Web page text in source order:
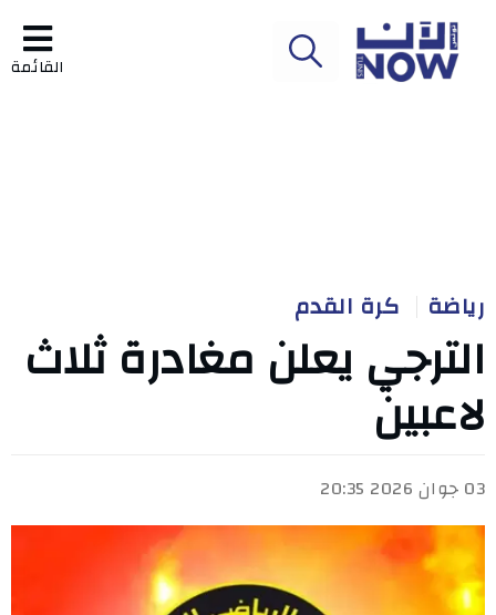
القائمة
رياضة كرة القدم
الترجي يعلن مغادرة ثلاث
لاعبين
03 جوان 2026 20:35